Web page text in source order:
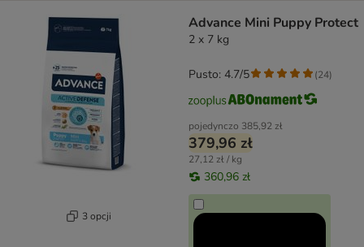
3 opcji
Advance Mini Puppy Protect
2 x 7 kg
pojedynczo 385,92 zł
379,96 zł
27,12 zł / kg
360,96 zł
Pusto: 4.7/5 (24)